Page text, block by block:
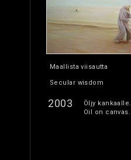
Maallista viisautta
Secular wisdom
2003
Öljy kankaalle.
Oil on canvas.